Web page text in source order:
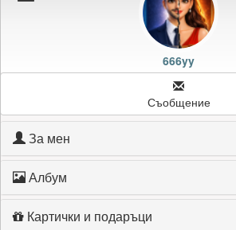
666yy
Съобщение
За мен
Албум
Картички и подаръци